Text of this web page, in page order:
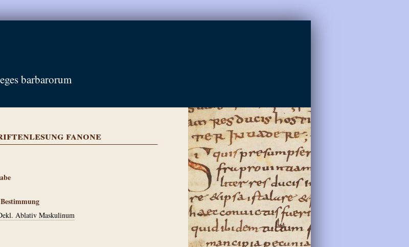
barbarorum
fanone
Ablativ Maskulinum